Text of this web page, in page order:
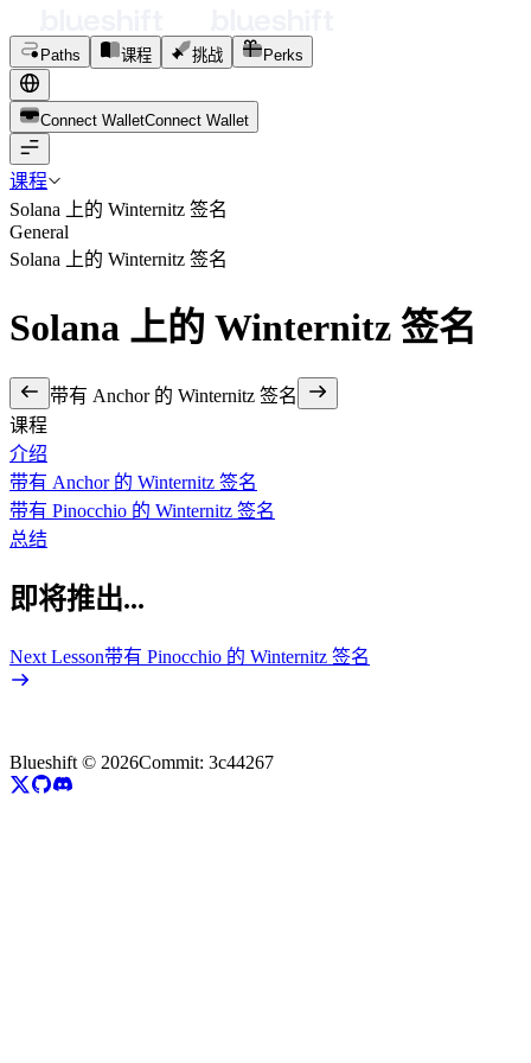
Paths 课程 挑战 Perks
Connect WalletConnect Wal et
课程
Solana 上的 Winternitz 签名
General
Solana 上的 Winternitz 签名
Solana 上的 Winternitz 签名
带有 Anchor 的 Winternitz 签名
课程
介绍
带有 Anchor 的 Winternitz 签名
带有 Pinocchio 的 Winternitz 签名
总结
即将推出...
Next Lesson带有 Pinocchio 的 Winternitz 签名
Blueshift © 2026Commit: 3c44267